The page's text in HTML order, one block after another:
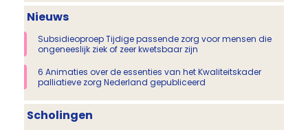
Nieuws
Subsidieoproep Tijdige passende zorg voor mensen die
ongeneeslijk ziek of zeer kwetsbaar zijn
6 Animaties over de essenties van het Kwaliteitskader
palliatieve zorg Nederland gepubliceerd
Scholingen